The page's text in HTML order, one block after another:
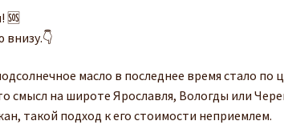
🆘
масло в последнее время стало по
смысл на широте Ярославля, Вологды или
такой подход к его стоимости неприемлем.